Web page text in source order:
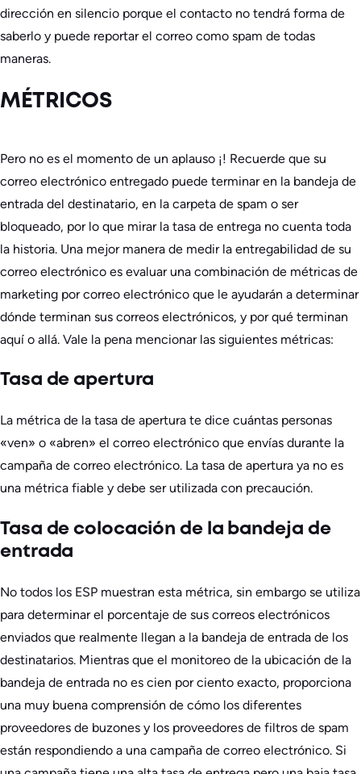
dirección en silencio porque el contacto no tendrá forma de
saberlo y puede reportar el correo como spam de todas
maneras.
MÉTRICOS
Pero no es el momento de un aplauso ¡! Recuerde que su
correo electrónico entregado puede terminar en la bandeja de
entrada del destinatario, en la carpeta de spam o ser
bloqueado, por lo que mirar la tasa de entrega no cuenta toda
la historia. Una mejor manera de medir la entregabilidad de su
correo electrónico es evaluar una combinación de métricas de
marketing por correo electrónico que le ayudarán a determinar
dónde terminan sus correos electrónicos, y por qué terminan
aquí o allá. Vale la pena mencionar las siguientes métricas:
Tasa de apertura
La métrica de la tasa de apertura te dice cuántas personas
«ven» o «abren» el correo electrónico que envías durante la
campaña de correo electrónico. La tasa de apertura ya no es
una métrica fiable y debe ser utilizada con precaución.
Tasa de colocación de la bandeja de
entrada
No todos los ESP muestran esta métrica, sin embargo se utiliza
para determinar el porcentaje de sus correos electrónicos
enviados que realmente llegan a la bandeja de entrada de los
destinatarios. Mientras que el monitoreo de la ubicación de la
bandeja de entrada no es cien por ciento exacto, proporciona
una muy buena comprensión de cómo los diferentes
proveedores de buzones y los proveedores de filtros de spam
están respondiendo a una campaña de correo electrónico. Si